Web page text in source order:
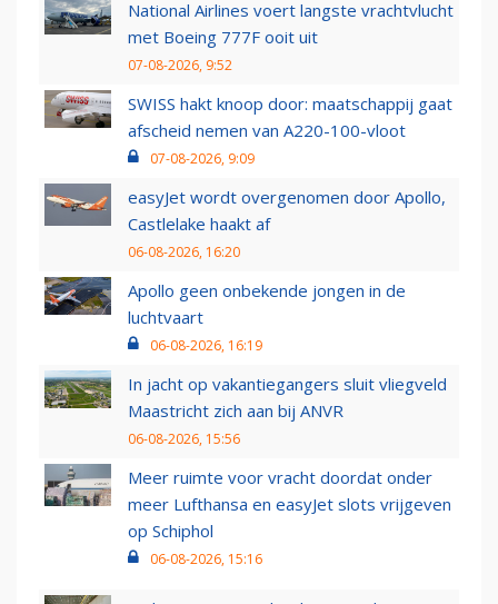
National Airlines voert langste vrachtvlucht
met Boeing 777F ooit uit
07-08-2026, 9:52
SWISS hakt knoop door: maatschappij gaat
afscheid nemen van A220-100-vloot
07-08-2026, 9:09
easyJet wordt overgenomen door Apollo,
Castlelake haakt af
06-08-2026, 16:20
Apollo geen onbekende jongen in de
luchtvaart
06-08-2026, 16:19
In jacht op vakantiegangers sluit vliegveld
Maastricht zich aan bij ANVR
06-08-2026, 15:56
Meer ruimte voor vracht doordat onder
meer Lufthansa en easyJet slots vrijgeven
op Schiphol
06-08-2026, 15:16